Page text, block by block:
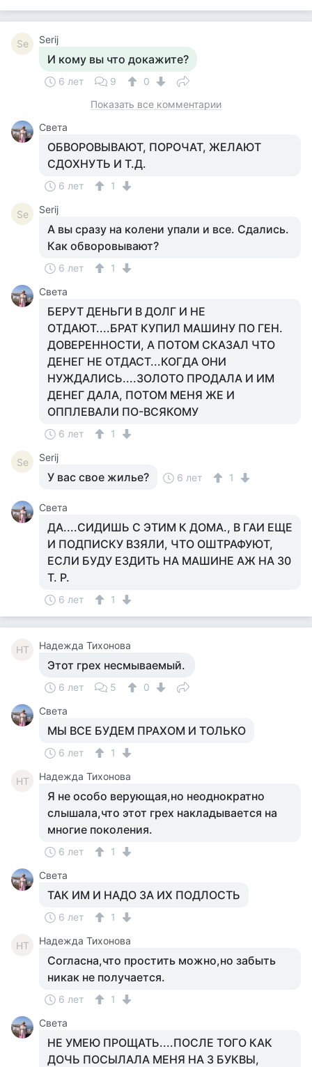
Se Serij
И кому вы что докажите?
6 лет 9
0
Показать все комментарии
Света
ОБВОРОВЫВАЮТ, ПОРОЧАТ, ЖЕЛАЮТ
СДОХНУТЬ И Т.Д.
6 лет 1
Se Serij
А вы сразу на колени упали и все. Сдались.
Как обворовывают?
6 лет
1
Света
БЕРУТ ДЕНЬГИ В ДОЛГ И НЕ
ОТДАЮТ....БРАТ КУПИЛ МАШИНУ ПО ГЕН.
ДОВЕРЕННОСТИ, А ПОТОМ СКАЗАЛ ЧТО
ДЕНЕГ НЕ ОТДАСТ...КОГДА ОНИ
НУЖДАЛИСЬ....ЗОЛОТО ПРОДАЛА И ИМ
ДЕНЕГ ДАЛА, ПОТОМ МЕНЯ ЖЕ И
ОППЛЕВАЛИ ПО-ВСЯКОМУ
6 лет 1
Se Serij
У вас свое жилье? 6 лет 1
Света
ДА....СИДИШЬ С ЭТИМ К ДОМА., В ГАИ ЕЩЕ
И ПОДПИСКУ ВЗЯЛИ, ЧТО ОШТРАФУЮТ,
ЕСЛИ БУДУ ЕЗДИТЬ НА МАШИНЕ АЖ НА 30
Т. Р.
6 лет 1
НТ Надежда Тихонова
Этот грех несмываемый.
6 лет 5
0
Света
МЫ ВСЕ БУДЕМ ПРАХОМ И ТОЛЬКО
6 лет 1
НТ Надежда Тихонова
Я не особо верующая,но неоднократно
слышала,что этот грех накладывается на
многие поколения.
6 лет
1
Света
ТАК ИМ И НАДО ЗА ИХ ПОДЛОСТЬ
6 лет 1
НТ Надежда Тихонова
Согласна,что простить можно,но забыть
никак не получается.
6 лет
1
Света
НЕ УМЕЮ ПРОЩАТЬ....ПОСЛЕ ТОГО КАК
ДОЧЬ ПОСЫЛАЛА МЕНЯ НА 3 БУКВЫ,